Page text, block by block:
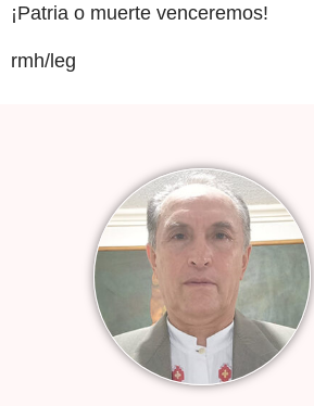
¡Patria o muerte venceremos!
rmh/leg